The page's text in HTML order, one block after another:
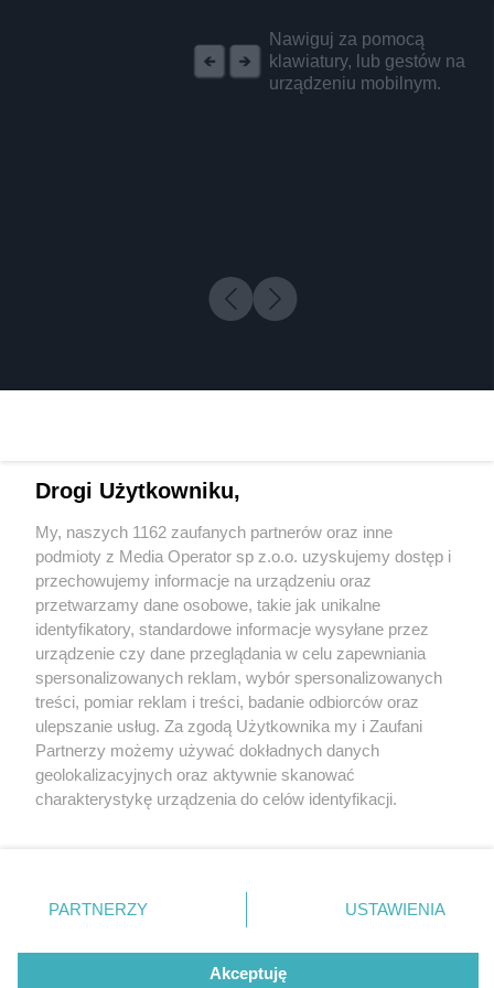
Nawiguj za pomocą
klawiatury, lub gestów na
urządzeniu mobilnym.
1 / 0
Wydawca mediów lokalnych
Nie zapomnij
zapoznać się z:
polityką prywatności
Twojemiasto
Piekary Śląskie
Chorzów
Tarnowskie Góry
Gliwice
Skontakuj sięz nami
Kontakt
Redakcja
Newsletter
Drogi Użytkowniku,
My, naszych 1162 zaufanych partnerów oraz inne
podmioty z Media Operator sp z.o.o. uzyskujemy dostęp i
przechowujemy informacje na urządzeniu oraz
przetwarzamy dane osobowe, takie jak unikalne
identyfikatory, standardowe informacje wysyłane przez
urządzenie czy dane przeglądania w celu zapewniania
spersonalizowanych reklam, wybór spersonalizowanych
treści, pomiar reklam i treści, badanie odbiorców oraz
ulepszanie usług. Za zgodą Użytkownika my i Zaufani
Partnerzy możemy używać dokładnych danych
geolokalizacyjnych oraz aktywnie skanować
charakterystykę urządzenia do celów identyfikacji.
zmienić/wycofać klikając przycisk ustawień prywatności
znajdujący się w lewym dolnym rogu strony
rodzaje przetwarzania danych nie wymagają zgody
użytkownika, ale masz prawo sprzeciwić się takiemu
PARTNERZY USTAWIENIA
Akceptuję